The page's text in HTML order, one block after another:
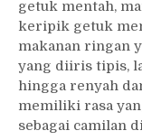
getuk mentah,
keripik getuk
makanan ringan
yang diiris tipis,
hingga renyah
memiliki rasa
sebagai camilan